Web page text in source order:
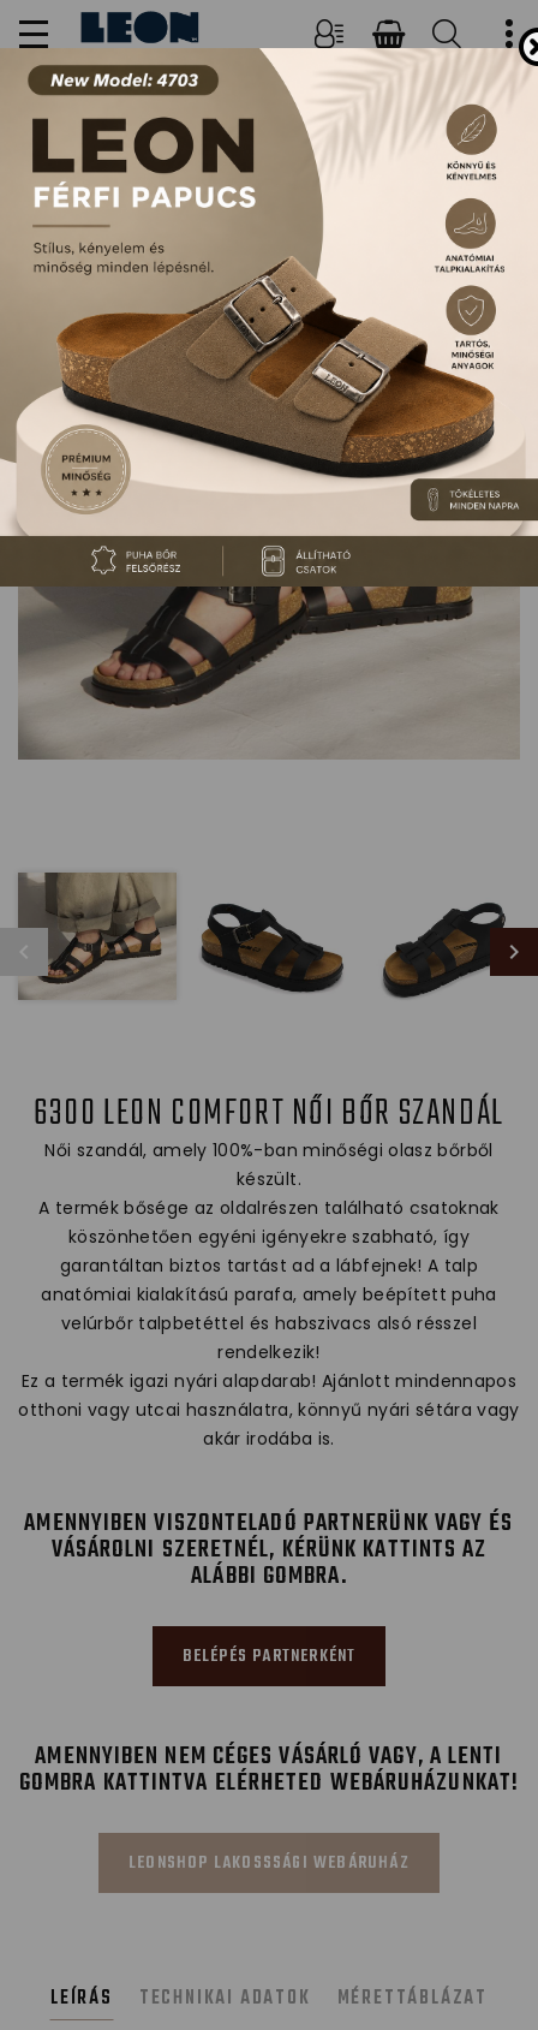
NŐI, FÉRFI PAPUCSOK ÉS
SZANDÁLOK
6300 LEON COMFORT NŐI BŐR SZANDÁL
Női szandál, amely 100%-ban minőségi olasz bőrből
készült.
A termék bősége az oldalrészen található csatoknak
köszönhetően egyéni igényekre szabható, így
garantáltan biztos tartást ad a lábfejnek! A talp
anatómiai kialakítású parafa, amely beépített puha
velúrbőr talpbetéttel és habszivacs alsó résszel
rendelkezik!
Ez a termék igazi nyári alapdarab! Ajánlott mindennapos
otthoni vagy utcai használatra, könnyű nyári sétára vagy
akár irodába is.
AMENNYIBEN VISZONTELADÓ PARTNERÜNK VAGY ÉS
VÁSÁROLNI SZERETNÉL, KÉRÜNK KATTINTS AZ
ALÁBBI GOMBRA.
BELÉPÉS PARTNERKÉNT
AMENNYIBEN NEM CÉGES VÁSÁRLÓ VAGY, A LENTI
GOMBRA KATTINTVA ELÉRHETED WEBÁRUHÁZUNKAT!
LEONSHOP LAKOSSSÁGI WEBÁRUHÁZ
LEÍRÁS TECHNIKAI ADATOK MÉRETTÁBLÁZAT